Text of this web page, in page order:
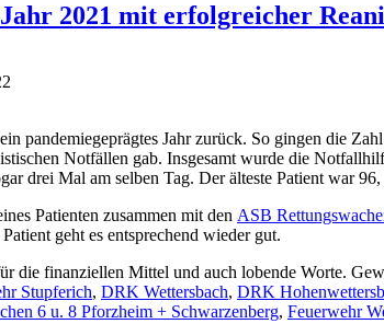
2021 mit erfolgreicher
pandemiegeprägtes Jahr zurück. So gingen die
Notfällen gab. Insgesamt wurde die
drei Mal am selben Tag. Der älteste Patient war
Patienten zusammen mit den ASB
geht es entsprechend wieder gut.
die finanziellen Mittel und auch lobende Worte.
Stupferich, DRK Wettersbach, DRK
6 u. 8 Pforzheim + Schwarzenberg, Feuerwehr